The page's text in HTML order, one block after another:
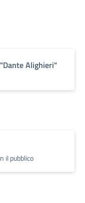
Alighieri"
il pubblico